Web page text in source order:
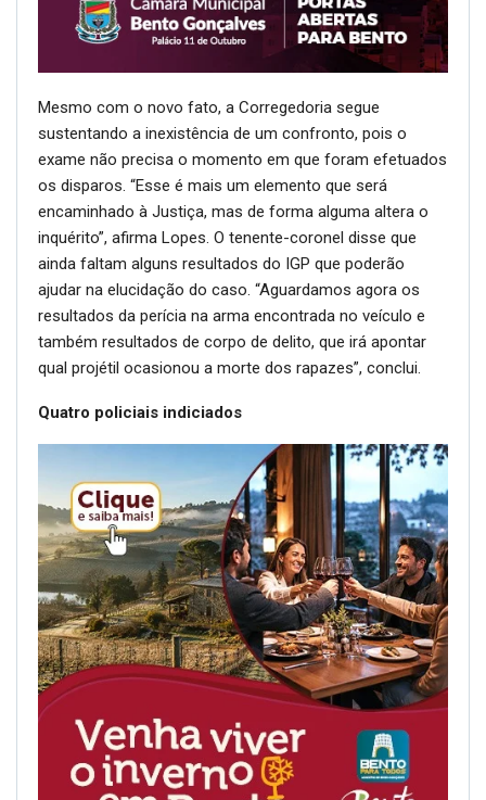
Mesmo com o novo fato, a Corregedoria segue
sustentando a inexistência de um confronto, pois o
exame não precisa o momento em que foram efetuados
os disparos. “Esse é mais um elemento que será
encaminhado à Justiça, mas de forma alguma altera o
inquérito”, afirma Lopes. O tenente-coronel disse que
ainda faltam alguns resultados do IGP que poderão
ajudar na elucidação do caso. “Aguardamos agora os
resultados da perícia na arma encontrada no veículo e
também resultados de corpo de delito, que irá apontar
qual projétil ocasionou a morte dos rapazes”, conclui.
Quatro policiais indiciados